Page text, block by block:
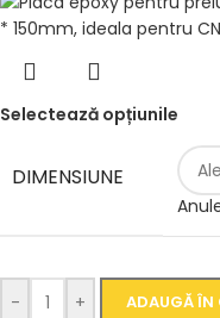
Selectează opțiunile
DIMENSIUNE
- + ADAUGĂ ÎN